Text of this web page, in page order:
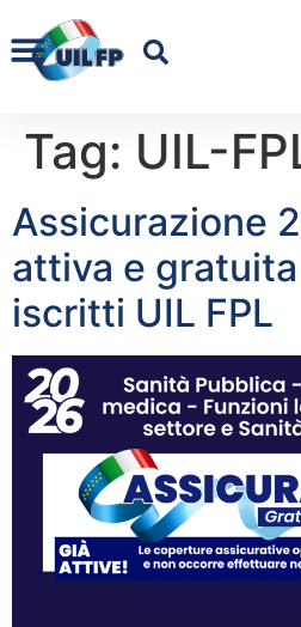
Tag: UIL-
Assicurazione
attiva e
iscritti UIL FPL